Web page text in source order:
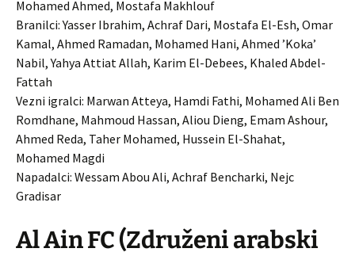
Mohamed Ahmed, Mostafa Makhlouf
Branilci: Yasser Ibrahim, Achraf Dari, Mostafa El-Esh, Omar
Kamal, Ahmed Ramadan, Mohamed Hani, Ahmed ’Koka’
Nabil, Yahya Attiat Allah, Karim El-Debees, Khaled Abdel-
Fattah
Vezni igralci: Marwan Atteya, Hamdi Fathi, Mohamed Ali Ben
Romdhane, Mahmoud Hassan, Aliou Dieng, Emam Ashour,
Ahmed Reda, Taher Mohamed, Hussein El-Shahat,
Mohamed Magdi
Napadalci: Wessam Abou Ali, Achraf Bencharki, Nejc
Gradisar
Al Ain FC (Združeni arabski